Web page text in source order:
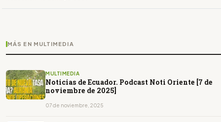
MÁS EN MULTIMEDIA
MULTIMEDIA
Noticias de Ecuador. Podcast Noti Oriente [7 de
noviembre de 2025]
07 de noviembre, 2025